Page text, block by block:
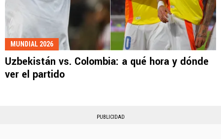
MUNDIAL 2026
Uzbekistán vs. Colombia: a qué hora y dónde
ver el partido
PUBLICIDAD